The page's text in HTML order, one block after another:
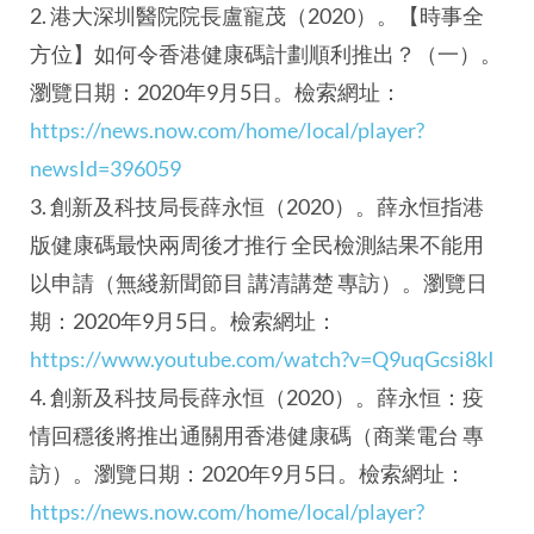
2. 港大深圳醫院院長盧寵茂（2020）。【時事全
方位】如何令香港健康碼計劃順利推出？（一）。
瀏覽日期：2020年9月5日。檢索網址：
https://news.now.com/home/local/player?
newsId=396059
3. 創新及科技局長薛永恒（2020）。薛永恒指港
版健康碼最快兩周後才推行 全民檢測結果不能用
以申請（無綫新聞節目 講清講楚 專訪）。瀏覽日
期：2020年9月5日。檢索網址：
https://www.youtube.com/watch?v=Q9uqGcsi8kI
4. 創新及科技局長薛永恒（2020）。薛永恒：疫
情回穩後將推出通關用香港健康碼（商業電台 專
訪）。瀏覽日期：2020年9月5日。檢索網址：
https://news.now.com/home/local/player?